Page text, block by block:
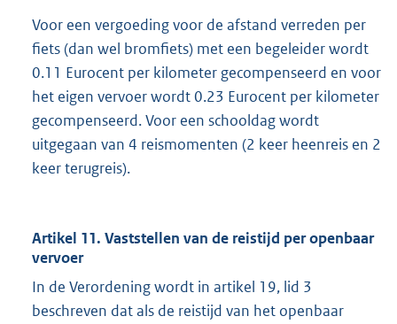
n
k
:
Voor een vergoeding voor de afstand verreden per
fiets (dan wel bromfiets) met een begeleider wordt
0.11 Eurocent per kilometer gecompenseerd en voor
het eigen vervoer wordt 0.23 Eurocent per kilometer
gecompenseerd. Voor een schooldag wordt
uitgegaan van 4 reismomenten (2 keer heenreis en 2
keer terugreis).
Artikel 11. Vaststellen van de reistijd per openbaar
vervoer
In de Verordening wordt in artikel 19, lid 3
beschreven dat als de reistijd van het openbaar